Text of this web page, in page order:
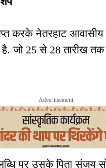
करके नेतरहाट आवासीय
जो 25 से 28 तारीख तक
Advertisement
पर उसके पिता संजय